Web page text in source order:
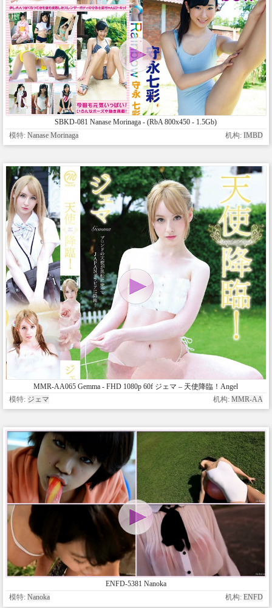
SBKD-081 Nanase Morinaga - (RbA 800x450 - 1.5Gb)
模特: Nanase Morinaga 机构: IMBD
MMR-AA065 Gemma - FHD 1080p 60f ジェマ – 天使降臨！Angel
模特: ジェマ 机构: MMR-AA
ENFD-5381 Nanoka
模特: Nanoka 机构: ENFD